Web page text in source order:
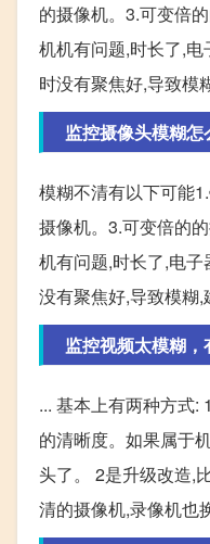
的摄像机。3.可变倍
机机有问题,时长了,
时没有聚焦好,导致模
监控摄像头模糊怎
模糊不清有以下可能
摄像机。3.可变倍的
机有问题,时长了,电
没有聚焦好,导致模糊,
监控视频太模糊
... 基本上有两种方式:
的清晰度。如果属于
头了。 2是升级改造,
清的摄像机,录像机也